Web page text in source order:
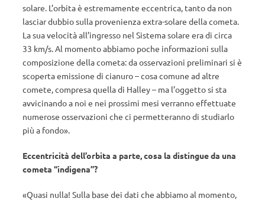
solare. L’orbita è estremamente eccentrica, tanto da non
lasciar dubbio sulla provenienza extra-solare della cometa.
La sua velocità all’ingresso nel Sistema solare era di circa
33 km/s. Al momento abbiamo poche informazioni sulla
composizione della cometa: da osservazioni preliminari si è
scoperta emissione di cianuro – cosa comune ad altre
comete, compresa quella di Halley – ma l’oggetto si sta
avvicinando a noi e nei prossimi mesi verranno effettuate
numerose osservazioni che ci permetteranno di studiarlo
più a fondo».
Eccentricità dell’orbita a parte, cosa la distingue da una
cometa “indigena”?
«Quasi nulla! Sulla base dei dati che abbiamo al momento,